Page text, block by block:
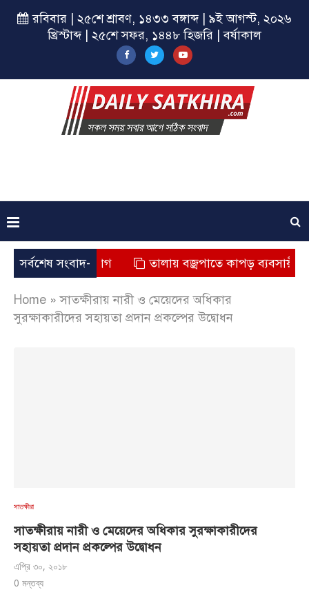
রবিবার | ২৫শে শ্রাবণ, ১৪৩৩ বঙ্গাব্দ | ৯ই আগস্ট, ২০২৬
খ্রিস্টাব্দ | ২৫শে সফর, ১৪৪৮ হিজরি | বর্ষাকাল
সর্বশেষ সংবাদ-
অভিযোগ তালায় বজ্রপাতে কাপড় ব্যবসায়ীর মৃত্যু
Home »সাতক্ষীরায় নারী ও মেয়েদের অধিকার
সুরক্ষাকারীদের সহায়তা প্রদান প্রকল্পের উদ্বোধন
সাতক্ষীরা
সাতক্ষীরায় নারী ও মেয়েদের অধিকার সুরক্ষাকারীদের
সহায়তা প্রদান প্রকল্পের উদ্বোধন
এপ্রি ৩০, ২০১৮
0 মন্তব্য